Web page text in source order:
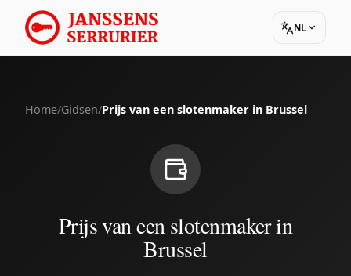
NL
Home/Gidsen/Prijs van een slotenmaker in Brussel
Prijs van een slotenmaker in
Brussel